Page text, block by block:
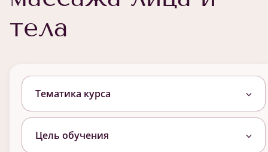
тела
Тематика курса
Цель обучения